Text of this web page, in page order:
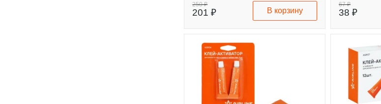
250 ₽
201 ₽ В корзину
67 ₽
38 ₽